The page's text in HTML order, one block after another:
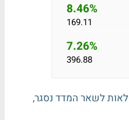
8.46%
169.11
7.26%
396.88
לשאר המדד נסגר,